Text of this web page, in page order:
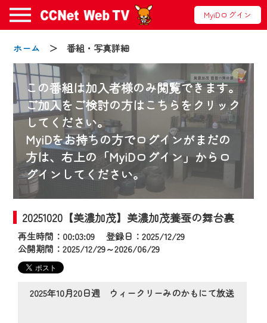
MyiDログイン
ホーム ＞ 番組・写真詳細
この番組は加入者様のみ閲覧できます。
ご加入をご検討の方はこちらをクリック
してください。
MyiDをお持ちの方でログインがまだの
方は、右上の「MyiDログイン」からロ
グインしてください。
20251020【美濃加茂】美濃加茂養蚕の舞台裏
再生時間：00:03:09 登録日：2025/12/29
公開期間：2025/12/29～2026/06/29
2025年10月20日週 ウィークリーみのかもにて放送
お知らせ
2024/09/02
動画配信サービス『CCNet Web TV』は2024
年9月24日からリニューアルします！
【変更点】
◆デザイン変更により、お住まいの地域
の動画コンテンツが一目瞭然。
◆当社アプリやＰＣブラウザから、いつ
でも・どこでも・外出先でも！